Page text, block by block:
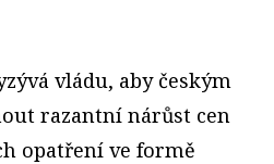
vládu, aby českým
razantní nárůst cen
opatření ve formě